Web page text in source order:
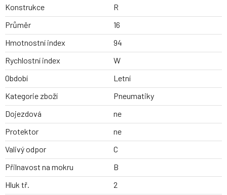
Konstrukce
R
Průměr
16
Hmotnostní index
94
Rychlostní index
W
Období
Letní
Kategorie zboží
Pneumatiky
Dojezdová
ne
Protektor
ne
Valivý odpor
C
Přilnavost na mokru
B
Hluk tř.
2